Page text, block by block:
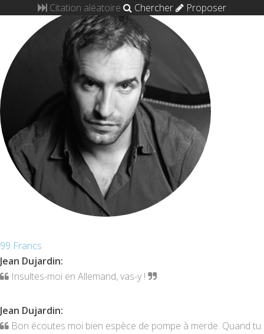
Citation aléatoire Chercher Proposer
99 Francs
Jean Dujardin:
Insultes-moi en Allemand, vas-y !
Jean Dujardin:
Bon écoutes moi bien espèce de pompe à merde. Quand tu